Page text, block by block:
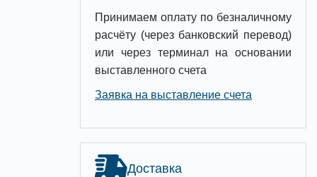
Принимаем оплату по безналичному
расчёту (через банковский перевод)
или через терминал на основании
выставленного счета
Заявка на выставление счета
Доставка